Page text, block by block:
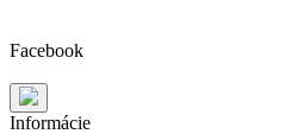
Facebook
Informácie